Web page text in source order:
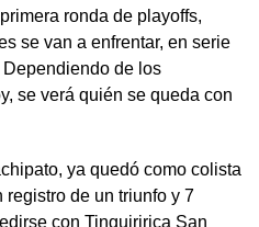
ronda de playoffs,
se van a enfrentar, en serie
de los
se verá quién se queda con
ya quedó como colista
registro de un triunfo y 7
con Tinguiririca San